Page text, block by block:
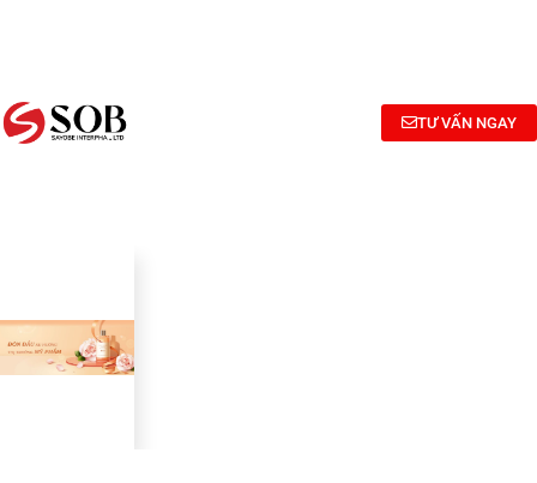
THỨC
PHẨM
TƯ VẤN NGAY